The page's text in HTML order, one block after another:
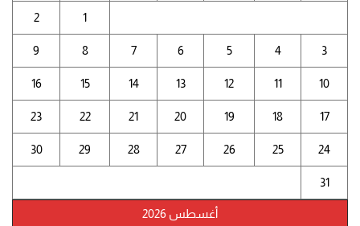
أغسطس 2026
1
2
3
4
5
6
7
8
9
10
11
12
13
14
15
16
17
18
19
20
21
22
23
24
25
26
27
28
29
30
31